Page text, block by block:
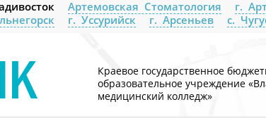
Артемовская Стоматология г.
г. Уссурийск г. Арсеньев с.
Краевое государственное
образовательное учреждение
медицинский колледж»